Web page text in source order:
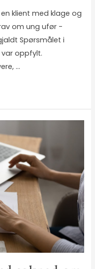
klient med klage og
om ung ufør -
Spørsmålet i
oppfylt.
…